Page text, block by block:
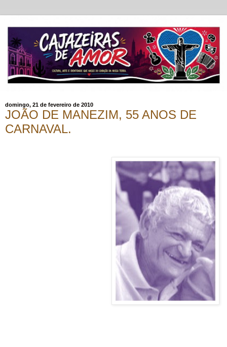
domingo, 21 de fevereiro de 2010
JOÃO DE MANEZIM, 55 ANOS DE
CARNAVAL.